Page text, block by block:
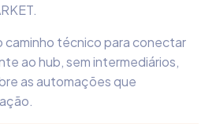
caminho técnico para conectar
ao hub, sem intermediários,
as automações que